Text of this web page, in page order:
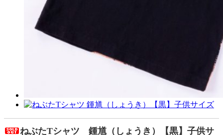
ねぶたTシャツ 鍾馗（しょうき）【黒】子供サ